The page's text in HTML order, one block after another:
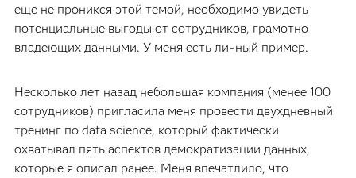
еще не проникся этой темой, необходимо увидеть
потенциальные выгоды от сотрудников, грамотно
владеющих данными. У меня есть личный пример.
Несколько лет назад небольшая компания (менее 100
сотрудников) пригласила меня провести двухдневный
тренинг по data science, который фактически
охватывал пять аспектов демократизации данных,
которые я описал ранее. Меня впечатлило, что